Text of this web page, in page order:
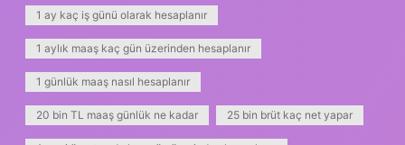
1 ay kaç iş günü olarak hesaplanır
1 aylık maaş kaç gün üzerinden hesaplanır
1 günlük maaş nasıl hesaplanır
20 bin TL maaş günlük ne kadar 25 bin brüt kaç net yapar